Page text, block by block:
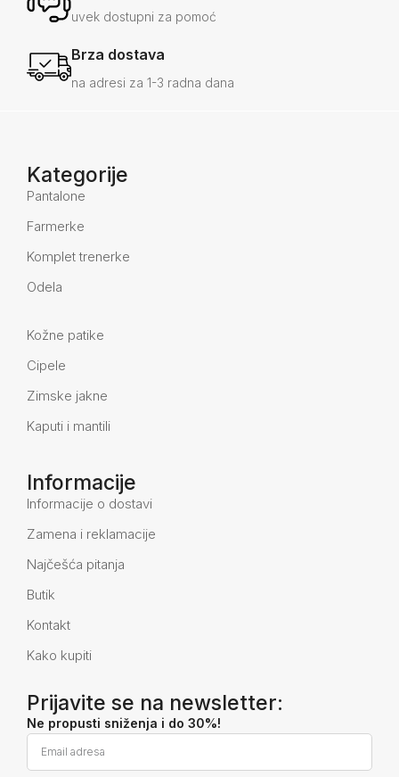
uvek dostupni za pomoć
Brza dostava
na adresi za 1-3 radna dana
Kategorije
Pantalone
Farmerke
Komplet trenerke
Odela
Kožne patike
Cipele
Zimske jakne
Kaputi i mantili
Informacije
Informacije o dostavi
Zamena i reklamacije
Najčešća pitanja
Butik
Kontakt
Kako kupiti
Prijavite se na newsletter:
Ne propusti sniženja i do 30%!